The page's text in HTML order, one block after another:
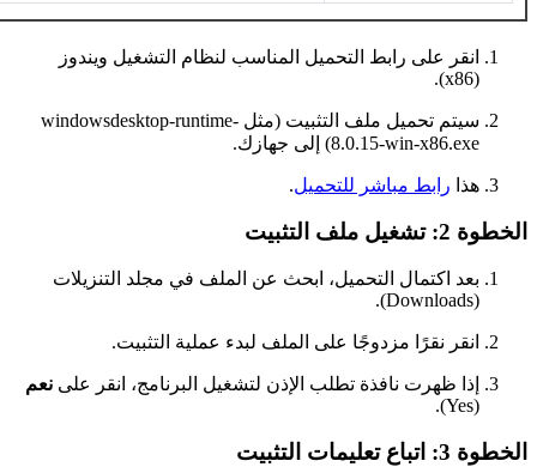
انقر على رابط التحميل المناسب لنظام التشغيل ويندوز
(x86).
سيتم تحميل ملف التثبيت (مثل windowsdesktop-runtime-
8.0.15-win-x86.exe) إلى جهازك.
هذا رابط مباشر للتحميل.
الخطوة 2: تشغيل ملف التثبيت
بعد اكتمال التحميل، ابحث عن الملف في مجلد التنزيلات
(Downloads).
انقر نقرًا مزدوجًا على الملف لبدء عملية التثبيت.
إذا ظهرت نافذة تطلب الإذن لتشغيل البرنامج، انقر على نعم
(Yes).
الخطوة 3: اتباع تعليمات التثبيت